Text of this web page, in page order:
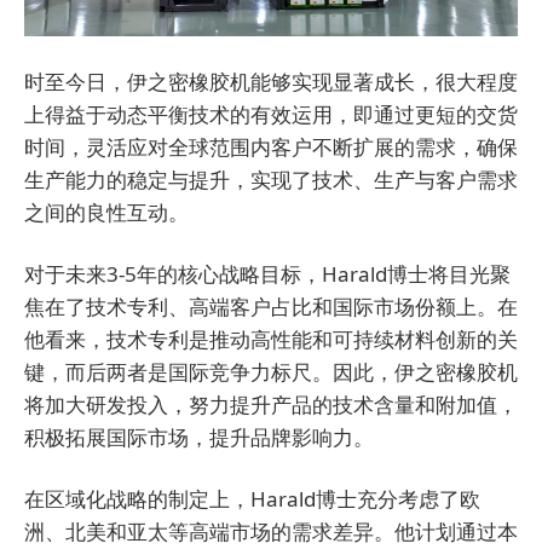
时至今日，伊之密橡胶机能够实现显著成长，很大程度
上得益于动态平衡技术的有效运用，即通过更短的交货
时间，灵活应对全球范围内客户不断扩展的需求，确保
生产能力的稳定与提升，实现了技术、生产与客户需求
之间的良性互动。
对于未来3-5年的核心战略目标，Harald博士将目光聚
焦在了技术专利、高端客户占比和国际市场份额上。在
他看来，技术专利是推动高性能和可持续材料创新的关
键，而后两者是国际竞争力标尺。因此，伊之密橡胶机
将加大研发投入，努力提升产品的技术含量和附加值，
积极拓展国际市场，提升品牌影响力。
在区域化战略的制定上，Harald博士充分考虑了欧
洲、北美和亚太等高端市场的需求差异。他计划通过本